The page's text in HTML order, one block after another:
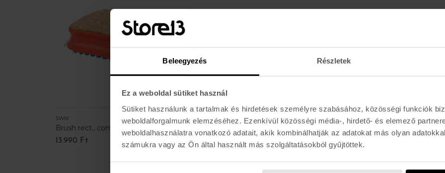
Beleegyezés Részletek
Ez a weboldal sütiket használ
Sütiket használunk a tartalmak és hirdetések személyre szabásához, közösségi funkciók
weboldalforgalmunk elemzéséhez. Ezenkívül közösségi média-, hirdető- és elemező
weboldalhasználatra vonatkozó adatait, akik kombinálhatják az adatokat más olyan
számukra vagy az Ön által használt más szolgáltatásokból gyűjtöttek.
SWIX
Brush rect., combi cork/nylon
13.990 Ft
TOKO
BASE TEX
3.990 Ft
TOKO
ARKANSAS STONE
13.000 Ft